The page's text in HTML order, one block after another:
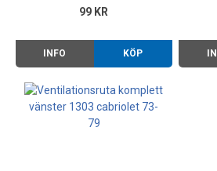
99 KR
INFO KÖP